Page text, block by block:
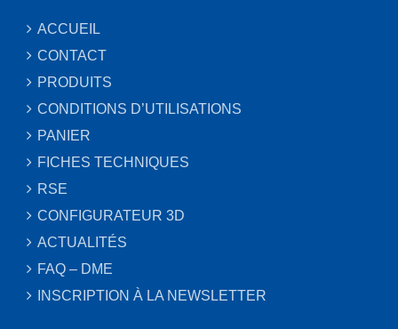
ACCUEIL
CONTACT
PRODUITS
CONDITIONS D’UTILISATIONS
PANIER
FICHES TECHNIQUES
RSE
CONFIGURATEUR 3D
ACTUALITÉS
FAQ – DME
INSCRIPTION À LA NEWSLETTER